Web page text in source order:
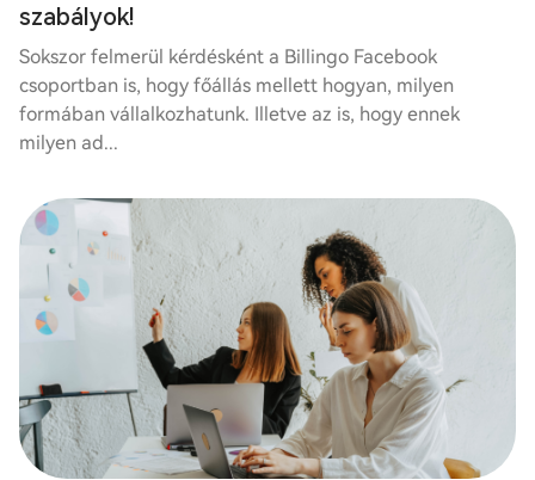
szabályok!
Sokszor felmerül kérdésként a Billingo Facebook
csoportban is, hogy főállás mellett hogyan, milyen
formában vállalkozhatunk. Illetve az is, hogy ennek
milyen ad...